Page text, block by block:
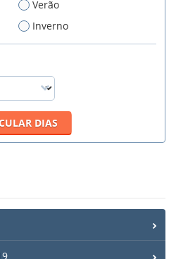
Verão
Inverno